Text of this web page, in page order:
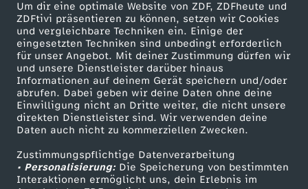
Um dir eine optimale Website von ZDF, ZDFheute und
ZDFtivi präsentieren zu können, setzen wir Cookies
und vergleichbare Techniken ein. Einige der
eingesetzten Techniken sind unbedingt erforderlich
für unser Angebot. Mit deiner Zustimmung dürfen wir
und unsere Dienstleister darüber hinaus
Informationen auf deinem Gerät speichern und/oder
abrufen. Dabei geben wir deine Daten ohne deine
Einwilligung nicht an Dritte weiter, die nicht unsere
direkten Dienstleister sind. Wir verwenden deine
Daten auch nicht zu kommerziellen Zwecken.
Zustimmungspflichtige Datenverarbeitung
• Personalisierung:Die Speicherung von bestimmten
Interaktionen ermöglicht uns, dein Erlebnis im
u
b
m
i
t
L
Mehr ZDF
ZDF-Apps
Smart TV
ZDFtext
Livestreams
Sendungen A-Z
Service
ZDFmitreden
Kontakt zum ZDF
Tickets
Zuschauerservice
Hilfe